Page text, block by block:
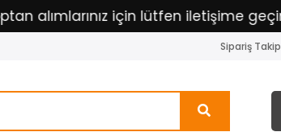
alımlarınız için lütfen iletişime geçiniz
Sipariş Takip